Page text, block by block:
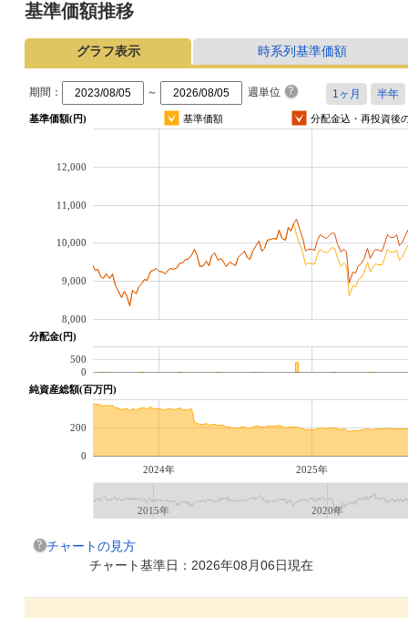
基準価額推移
グラフ表示 時系列基準価額
期間： ～ 週単位
基準価額(円) 基準価額 分配金込・再投資後
8,000
9,000
10,000
11,000
12,000
分配金(円)
0
500
純資産総額(百万円)
2024年 2025年
0
200
2015年 2020年
チャートの見方
チャート基準日：2026年08月06日現在